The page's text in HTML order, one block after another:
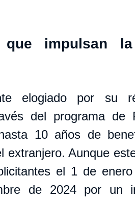
impulsan
elogiado por su
del programa de
10 años de
extranjero. Aunque
el 1 de
de 2024 por un